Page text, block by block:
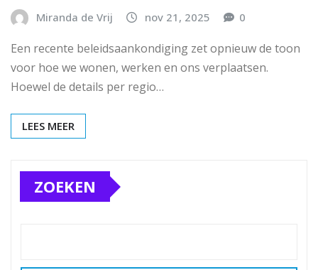
Miranda de Vrij nov 21, 2025 0
Een recente beleidsaankondiging zet opnieuw de toon
voor hoe we wonen, werken en ons verplaatsen.
Hoewel de details per regio…
LEES MEER
ZOEKEN